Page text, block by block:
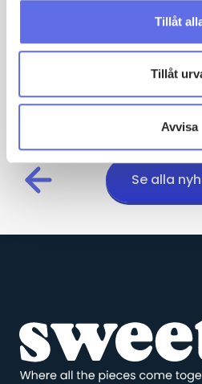
Tillåt
Tillåt
Avvisa
automatiseringen. Självklart
är viktigare.
Se alla